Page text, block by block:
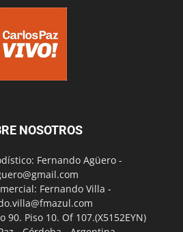
NOSOTROS
Fernando Agüero -
Fernando Villa -
90. Piso 10. Of 107.(X5152EYN)